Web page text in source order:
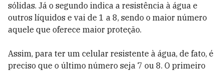
sólidas. Já o segundo indica a resistência à água e
outros líquidos e vai de 1 a 8, sendo o maior número
aquele que oferece maior proteção.
Assim, para ter um celular resistente à água, de fato, é
preciso que o último número seja 7 ou 8. O primeiro